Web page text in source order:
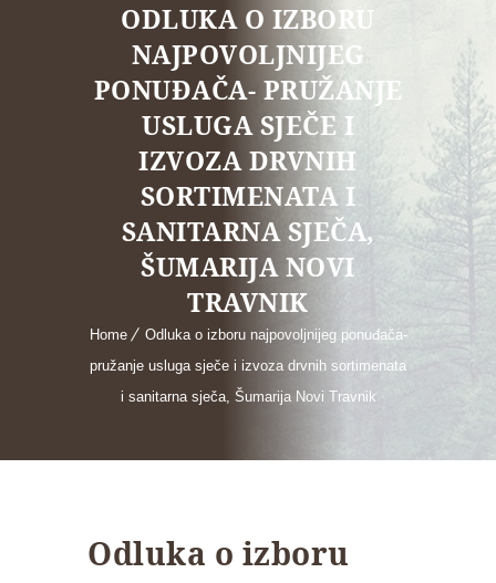
ODLUKA O IZBORU
NAJPOVOLJNIJEG
PONUĐAČA- PRUŽANJE
USLUGA SJEČE I
IZVOZA DRVNIH
SORTIMENATA I
SANITARNA SJEČA,
ŠUMARIJA NOVI
TRAVNIK
Home
Odluka o izboru najpovoljnijeg ponuđača-
pružanje usluga sječe i izvoza drvnih sortimenata
i sanitarna sječa, Šumarija Novi Travnik
Odluka o izboru